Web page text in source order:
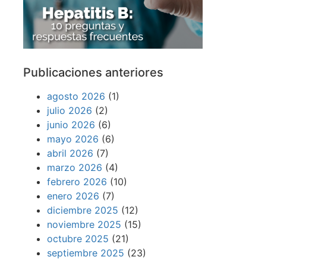
Publicaciones anteriores
agosto 2026 (1)
julio 2026 (2)
junio 2026 (6)
mayo 2026 (6)
abril 2026 (7)
marzo 2026 (4)
febrero 2026 (10)
enero 2026 (7)
diciembre 2025 (12)
noviembre 2025 (15)
octubre 2025 (21)
septiembre 2025 (23)